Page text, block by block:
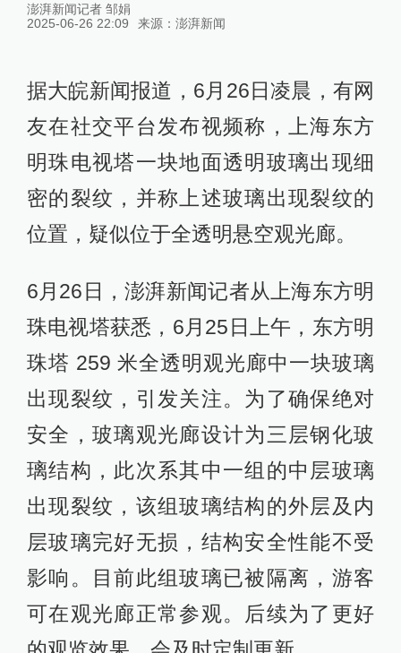
澎湃新闻记者 邹娟
2025-06-26 22:09
来源： 澎湃新闻
据大皖新闻报道，6月26日凌晨，有网
友在社交平台发布视频称，上海东方
明珠电视塔一块地面透明玻璃出现细
密的裂纹，并称上述玻璃出现裂纹的
位置，疑似位于全透明悬空观光廊。
6月26日，澎湃新闻记者从上海东方明
珠电视塔获悉，6月25日上午，东方明
珠塔 259 米全透明观光廊中一块玻璃
出现裂纹，引发关注。为了确保绝对
安全，玻璃观光廊设计为三层钢化玻
璃结构，此次系其中一组的中层玻璃
出现裂纹，该组玻璃结构的外层及内
层玻璃完好无损，结构安全性能不受
影响。目前此组玻璃已被隔离，游客
可在观光廊正常参观。后续为了更好